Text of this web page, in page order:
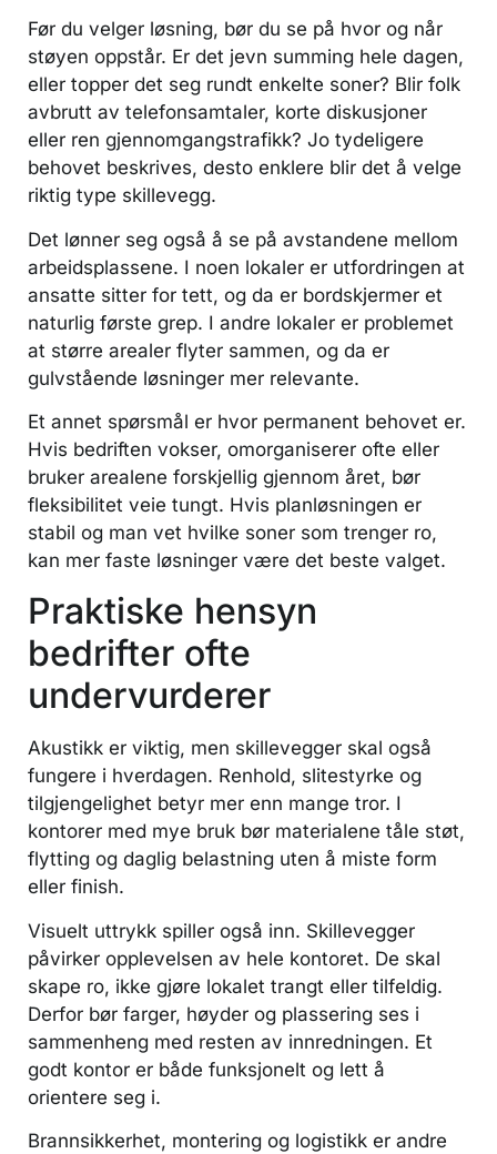
Før du velger løsning, bør du se på hvor og når
støyen oppstår. Er det jevn summing hele dagen,
eller topper det seg rundt enkelte soner? Blir folk
avbrutt av telefonsamtaler, korte diskusjoner
eller ren gjennomgangstrafikk? Jo tydeligere
behovet beskrives, desto enklere blir det å velge
riktig type skillevegg.
Det lønner seg også å se på avstandene mellom
arbeidsplassene. I noen lokaler er utfordringen at
ansatte sitter for tett, og da er bordskjermer et
naturlig første grep. I andre lokaler er problemet
at større arealer flyter sammen, og da er
gulvstående løsninger mer relevante.
Et annet spørsmål er hvor permanent behovet er.
Hvis bedriften vokser, omorganiserer ofte eller
bruker arealene forskjellig gjennom året, bør
fleksibilitet veie tungt. Hvis planløsningen er
stabil og man vet hvilke soner som trenger ro,
kan mer faste løsninger være det beste valget.
Praktiske hensyn
bedrifter ofte
undervurderer
Akustikk er viktig, men skillevegger skal også
fungere i hverdagen. Renhold, slitestyrke og
tilgjengelighet betyr mer enn mange tror. I
kontorer med mye bruk bør materialene tåle støt,
flytting og daglig belastning uten å miste form
eller finish.
Visuelt uttrykk spiller også inn. Skillevegger
påvirker opplevelsen av hele kontoret. De skal
skape ro, ikke gjøre lokalet trangt eller tilfeldig.
Derfor bør farger, høyder og plassering ses i
sammenheng med resten av innredningen. Et
godt kontor er både funksjonelt og lett å
orientere seg i.
Brannsikkerhet, montering og logistikk er andre